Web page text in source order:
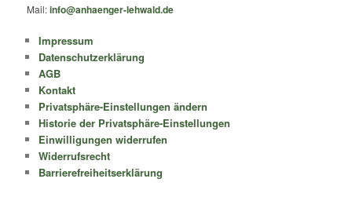
Mail:info@anhaenger-lehwald.de
Impressum
Datenschutzerklärung
AGB
Kontakt
Privatsphäre-Einstellungen ändern
Historie der Privatsphäre-Einstellungen
Einwilligungen widerrufen
Widerrufsrecht
Barrierefreiheitserklärung